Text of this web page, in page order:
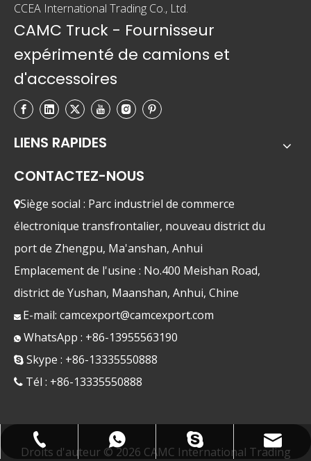
CCEA International Trading Co., Ltd.
CAMC Truck - Fournisseur
expérimenté de camions et
d'accessoires
+86-13335550888
+8613955563190
+8613335550888
camcexport@camcexport.com
LIENS RAPIDES
CONTACTEZ-NOUS
Siège social : Parc industriel de commerce
électronique transfrontalier, nouveau district du
port de Zhengpu, Ma'anshan, Anhui
Emplacement de l'usine : No.400 Meishan Road,
district de Yushan, Maanshan, Anhui, Chine
 E-mail: camcexport@camcexport.com
 WhatsApp : +86-13955563190
 Skype : +86-13335550888
 Tél : +86-13335550888
Droits d'auteur ©2026 CAMC International Trading